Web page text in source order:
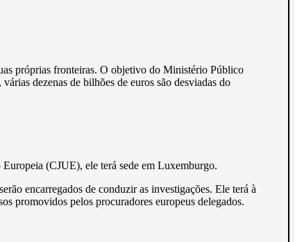
próprias fronteiras. O objetivo do Ministério Público
dezenas de bilhões de euros são desviadas do
(CJUE), ele terá sede em Luxemburgo.
encarregados de conduzir as investigações. Ele terá à
promovidos pelos procuradores europeus delegados.